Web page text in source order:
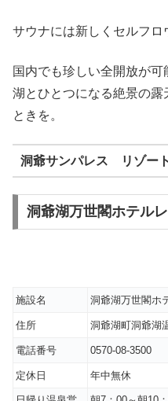
サウナには新しくセルフロ
国内でも珍しい全開放が可
湖とひとつになる絶景の露
ときを。
洞爺サンパレス リゾー
洞爺湖万世閣ホテル
施設名 洞爺湖万世閣ホ
住所 洞爺湖町洞爺湖
電話番号 0570-08-3500
定休日 年中無休